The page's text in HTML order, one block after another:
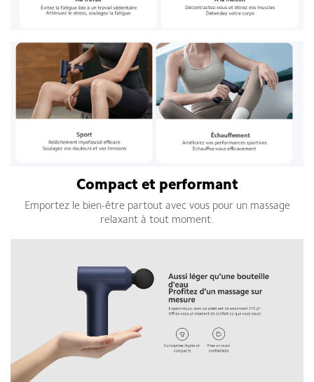
Compact et performant
Emportez le bien-être partout avec vous pour un massage
relaxant à tout moment.